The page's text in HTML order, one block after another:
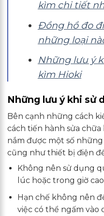
kìm chi tiết
Đồng hồ đo
những loại
Những lưu ý
kìm Hioki
Những lưu ý khi sử
Bên cạnh những cách
cách tiến hành sửa chữa
nắm được một số
cũng như thiết bị điện
Không nên sử dụng
lúc hoặc trong giờ
Hạn chế không nên
việc có thể ngấm vào